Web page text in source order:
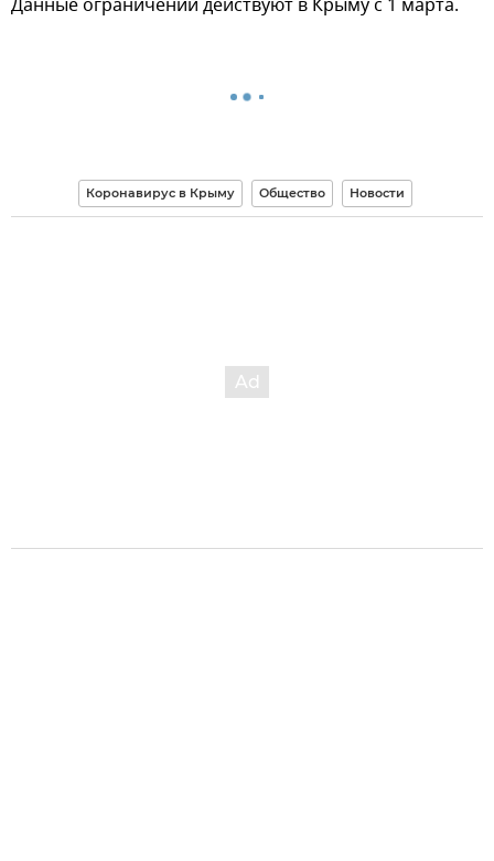
Данные ограничений действуют в Крыму с 1 марта.
Коронавирус в Крыму Общество Новости